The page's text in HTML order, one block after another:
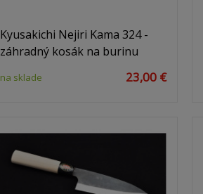
Kyusakichi Nejiri Kama 324 -
záhradný kosák na burinu
na sklade 23,00 €